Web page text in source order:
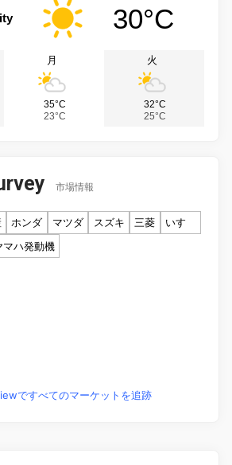
30°C
月
35°C
23°C
火
32°C
25°C
市場情報
ホンダ マツダ スズキ 三菱
いすゞ
マハ発動機
ですべてのマーケットを追跡